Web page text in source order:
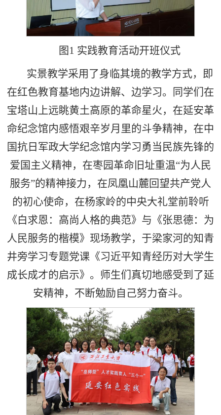
图1 实践教育活动开班仪式
实景教学采用了身临其境的教学方式，即
在红色教育基地内边讲解、边学习。同学们在
宝塔山上远眺黄土高原的革命星火，在延安革
命纪念馆内感悟艰辛岁月里的斗争精神，在中
国抗日军政大学纪念馆内学习勇当民族先锋的
爱国主义精神，在枣园革命旧址重温“为人民
服务”的精神接力，在凤凰山麓回望共产党人
的初心使命，在杨家岭的中央大礼堂前聆听
《白求恩：高尚人格的典范》与《张思德：为
人民服务的楷模》现场教学，于梁家河的知青
井旁学习专题党课《习近平知青经历对大学生
成长成才的启示》。师生们真切地感受到了延
安精神，不断勉励自己努力奋斗。